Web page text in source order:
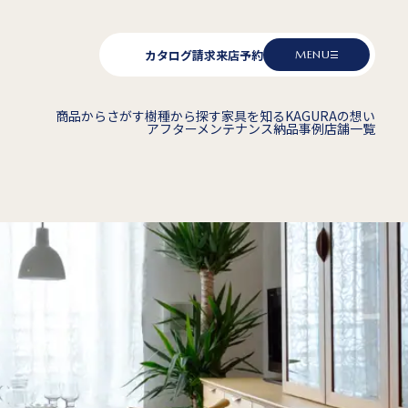
カタログ請求来店予約 MENU
商品からさがす樹種から探す家具を知るKAGURAの想い
アフターメンテナンス納品事例店舗一覧